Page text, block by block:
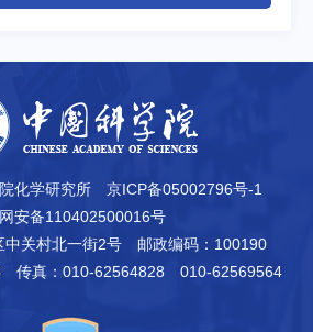
化学研究所
京ICP备05002796号-1
安备110402500016号
中关村北一街2号
邮政编码：100190
传真：010-62564828 010-62569564